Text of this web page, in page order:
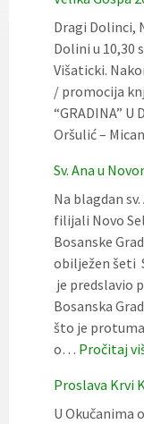
Dragi Dolinci,
Dolini u 10,30
Višaticki.
/ promocija
“GRADINA”
Oršulić –
Sv. Ana u
Na blagdan
filijali Novo
Bosanske
obilježen šeti
je predslavio
Bosanska
što je
o… Pročitaj
Proslava Krvi
U Okučanima